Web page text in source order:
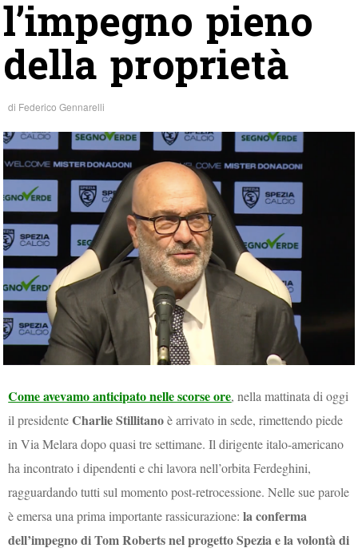
l’impegno pieno
della proprietà
di Federico Gennarelli
Come avevamo anticipato nelle scorse ore, nella mattinata di oggi
il presidenteCharlie Stillitanoè arrivato in sede, rimettendo piede
in Via Melara dopo quasi tre settimane. Il dirigente italo-americano
ha incontrato i dipendenti e chi lavora nell’orbita Ferdeghini,
ragguardando tutti sul momento post-retrocessione. Nelle sue parole
è emersa una prima importante rassicurazione:la conferma
dell’impegno di Tom Roberts nel progetto Spezia e la volontà di